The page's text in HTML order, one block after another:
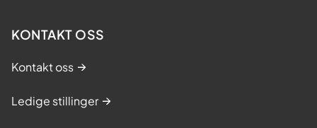
KONTAKT OSS
Kontakt oss
Ledige stillinger